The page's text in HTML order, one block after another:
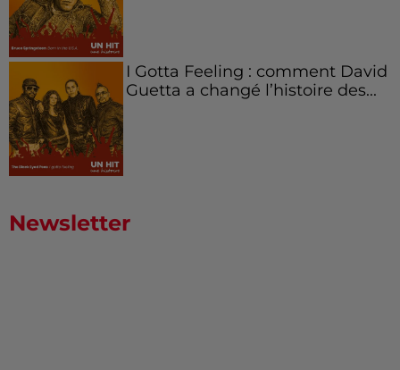
I Gotta Feeling : comment David
Guetta a changé l’histoire des...
Newsletter